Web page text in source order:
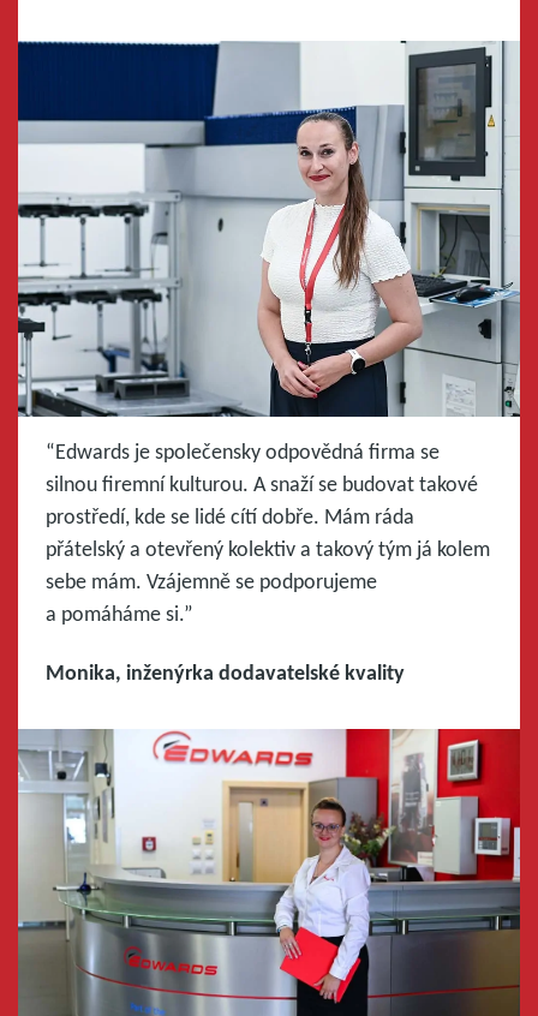
“Edwards je společensky odpovědná firma se
silnou firemní kulturou. A snaží se budovat takové
prostředí, kde se lidé cítí dobře. Mám ráda
přátelský a otevřený kolektiv a takový tým já kolem
sebe mám. Vzájemně se podporujeme
a pomáháme si.”
Monika, inženýrka dodavatelské kvality